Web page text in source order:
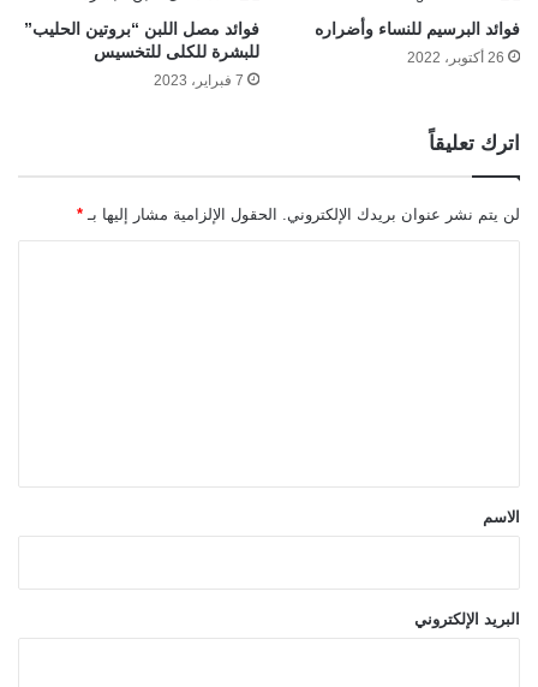
فوائد البرسيم للنساء وأضراره
26 أكتوبر، 2022
فوائد مصل اللبن “بروتين الحليب”
للبشرة للكلى للتخسيس
7 فبراير، 2023
اترك تعليقاً
لن يتم نشر عنوان بريدك الإلكتروني. الحقول الإلزامية مشار إليها بـ *
*الاسم
البريد الإلكتروني